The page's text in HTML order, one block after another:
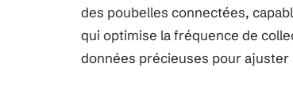
des poubelles connectées,
qui optimise la fréquence de
données précieuses pour ajuster